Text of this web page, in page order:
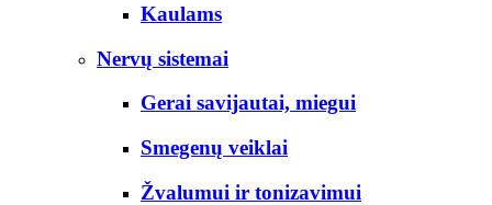
Kaulams
Nervų sistemai
Gerai savijautai, miegui
Smegenų veiklai
Žvalumui ir tonizavimui